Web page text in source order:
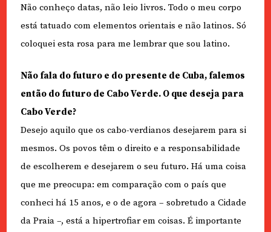
Não conheço datas, não leio livros. Todo o meu corpo
está tatuado com elementos orientais e não latinos. Só
coloquei esta rosa para me lembrar que sou latino.
Não fala do futuro e do presente de Cuba, falemos
então do futuro de Cabo Verde. O que deseja para
Cabo Verde?
Desejo aquilo que os cabo-verdianos desejarem para si
mesmos. Os povos têm o direito e a responsabilidade
de escolherem e desejarem o seu futuro. Há uma coisa
que me preocupa: em comparação com o país que
conheci há 15 anos, e o de agora – sobretudo a Cidade
da Praia –, está a hipertrofiar em coisas. É importante